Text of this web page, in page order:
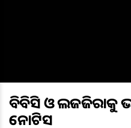
ବିବିସି ଓ ଅଲଜଜିରାକୁ
ନୋଟିସ